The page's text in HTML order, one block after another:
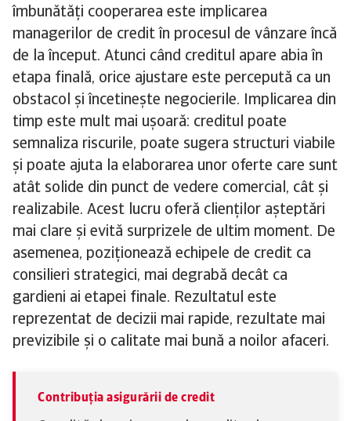
îmbunătăți cooperarea este implicarea
managerilor de credit în procesul de vânzare încă
de la început. Atunci când creditul apare abia în
etapa finală, orice ajustare este percepută ca un
obstacol și încetinește negocierile. Implicarea din
timp este mult mai ușoară: creditul poate
semnaliza riscurile, poate sugera structuri viabile
și poate ajuta la elaborarea unor oferte care sunt
atât solide din punct de vedere comercial, cât și
realizabile. Acest lucru oferă clienților așteptări
mai clare și evită surprizele de ultim moment. De
asemenea, poziționează echipele de credit ca
consilieri strategici, mai degrabă decât ca
gardieni ai etapei finale. Rezultatul este
reprezentat de decizii mai rapide, rezultate mai
previzibile și o calitate mai bună a noilor afaceri.
Contribuția asigurării de credit